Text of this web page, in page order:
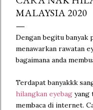
MALAYSIA 2020
Dengan begitu banyak
menawarkan rawatan
bagaimana anda
Terdapat banyakkk
hilangkan eyebag yang
membaca di internet.